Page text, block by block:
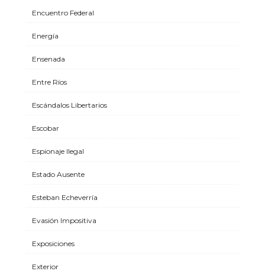
Encuentro Federal
Energía
Ensenada
Entre Ríos
Escándalos Libertarios
Escobar
Espionaje Ilegal
Estado Ausente
Esteban Echeverría
Evasión Impositiva
Exposiciones
Exterior